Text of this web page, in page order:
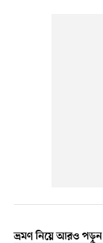
ভ্রমণ নিয়ে আরও পড়ুন